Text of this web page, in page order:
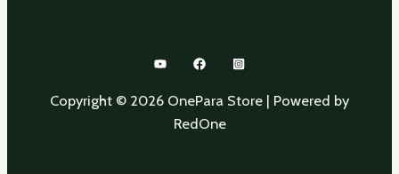
Copyright © 2026 OnePara Store | Powered by
RedOne